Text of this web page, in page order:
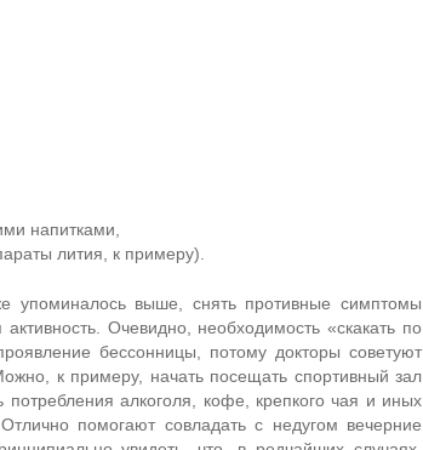
напитками,
лития, к примеру).
упоминалось выше, снять противные симптомы
Очевидно, необходимость «скакать по
бессонницы, потому докторы советуют
к примеру, начать посещать спортивный зал
потребления алкоголя, кофе, крепкого чая и иных
помогают совладать с недугом вечерние